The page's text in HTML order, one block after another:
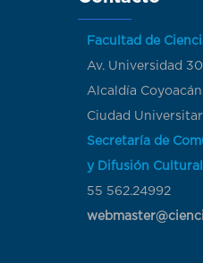
Facultad de
Av. Universidad
Alcaldía
Ciudad
Secretaría de
y Difusión
55 562.24992